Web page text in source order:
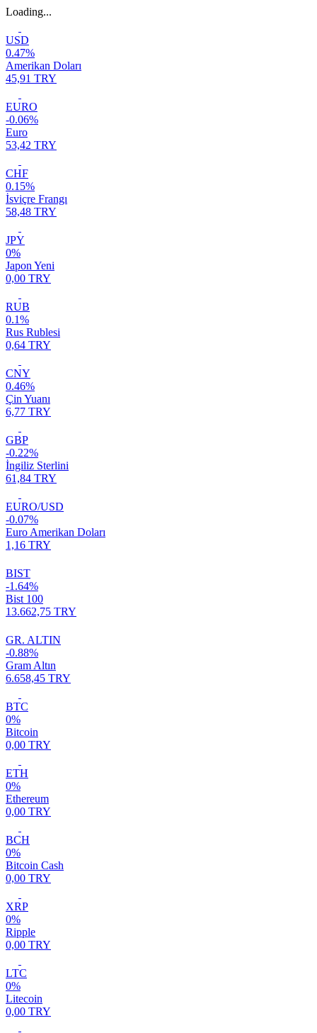
Loading...
USD
0.47%
Amerikan Doları
45,91 TRY
EURO
-0.06%
Euro
53,42 TRY
CHF
0.15%
İsviçre Frangı
58,48 TRY
JPY
0%
Japon Yeni
0,00 TRY
RUB
0.1%
Rus Rublesi
0,64 TRY
CNY
0.46%
Çin Yuanı
6,77 TRY
GBP
-0.22%
İngiliz Sterlini
61,84 TRY
EURO/USD
-0.07%
Euro Amerikan Doları
1,16 TRY
BIST
-1.64%
Bist 100
13.662,75 TRY
GR. ALTIN
-0.88%
Gram Altın
6.658,45 TRY
BTC
0%
Bitcoin
0,00 TRY
ETH
0%
Ethereum
0,00 TRY
BCH
0%
Bitcoin Cash
0,00 TRY
XRP
0%
Ripple
0,00 TRY
LTC
0%
Litecoin
0,00 TRY